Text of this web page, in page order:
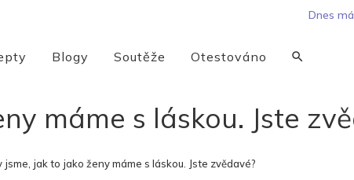
Dnes
Blogy Soutěže Otestováno
máme s láskou. Jste
jsme, jak to jako ženy máme s láskou. Jste zvědavé?